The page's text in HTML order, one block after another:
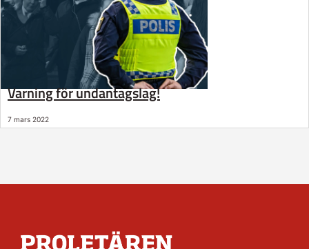
Varning för undantagslag!
7 mars 2022